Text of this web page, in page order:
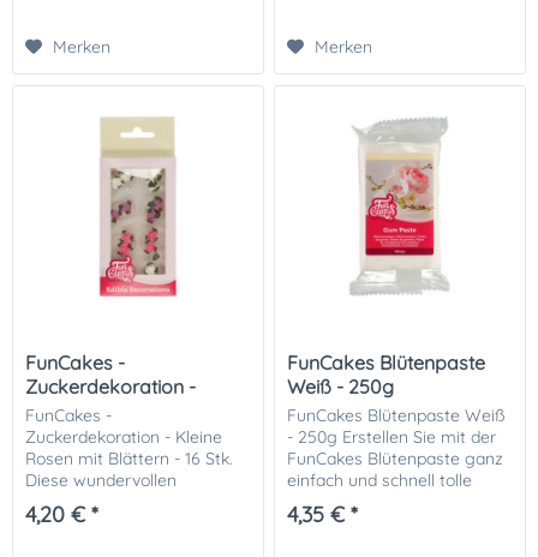
Merken
Keks. So...
Merken
FunCakes -
Zuckerdekoration -
Kleine Rosen mit...
FunCakes -
Zuckerdekoration - Kleine
Rosen mit Blättern - 16 Stk.
Diese wundervollen
detailreichen kleinen Rosen
mit Blättern sind großartig
4,20 € *
FunCakes Blütenpaste
Weiß - 250g
FunCakes Blütenpaste Weiß
- 250g Erstellen Sie mit der
FunCakes Blütenpaste ganz
einfach und schnell tolle
Zuckerblumen oder
Zuckerrosen. Die
4,35 € *